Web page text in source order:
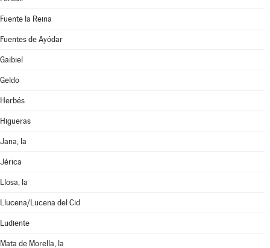
Fuente la Reina
Fuentes de Ayódar
Gaibiel
Geldo
Herbés
Higueras
Jana, la
Jérica
Llosa, la
Llucena/Lucena del Cid
Ludiente
Mata de Morella, la